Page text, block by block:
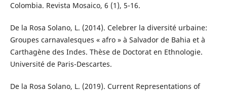
Colombia. Revista Mosaico, 6 (1), 5-16.
De la Rosa Solano, L. (2014). Celebrer la diversité urbaine:
Groupes carnavalesques « afro » à Salvador de Bahia et à
Carthagène des Indes. Thèse de Doctorat en Ethnologie.
Université de Paris-Descartes.
De la Rosa Solano, L. (2019). Current Representations of